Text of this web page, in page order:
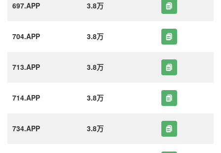
697.APP 3.8万
704.APP 3.8万
713.APP 3.8万
714.APP 3.8万
734.APP 3.8万